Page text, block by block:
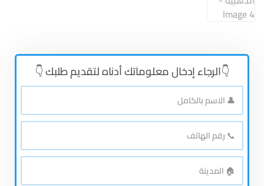
👇الرجاء إدخال معلوماتك أدناه لتقديم طلبك 👇
👤
الاسم
بالكامل*
📞
رقم
الهاتف*
🏠
المدينة*